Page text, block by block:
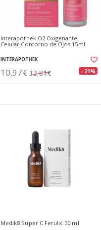
Interapothek O2 Oxigenante
Celular Contorno de Ojos 15ml
INTERAPOTHEK
10,97€ 13,81€ - 21%
Medik8 Super C Ferulic 30 ml